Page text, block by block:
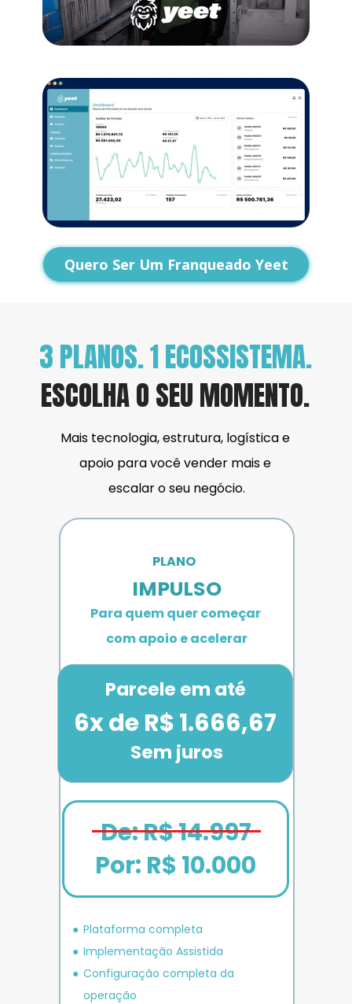
Quero Ser Um Franqueado Yeet
3 PLANOS. 1 ECOSSISTEMA.
ESCOLHA O SEU MOMENTO.
Mais tecnologia, estrutura, logística e
apoio para você vender mais e
escalar o seu negócio.
Parcele em até
Plataforma completa
Implementação Assistida
Configuração completa da
operação
6x de R$ 1.666,67
Sem juros
PLANO
IMPULSO
Para quem quer começar
com apoio e acelerar
De: R$ 14.997
Por: R$ 10.000